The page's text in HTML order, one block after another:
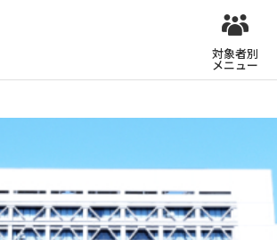
対象者別
メニュー